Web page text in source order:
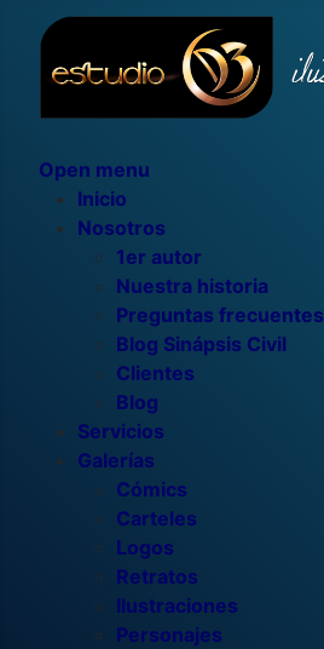
Open menu
Inicio
Nosotros
1er autor
Nuestra historia
Preguntas frecuentes
Blog Sinápsis Civil
Clientes
Blog
Servicios
Galerías
Cómics
Carteles
Logos
Retratos
Ilustraciones
Personajes